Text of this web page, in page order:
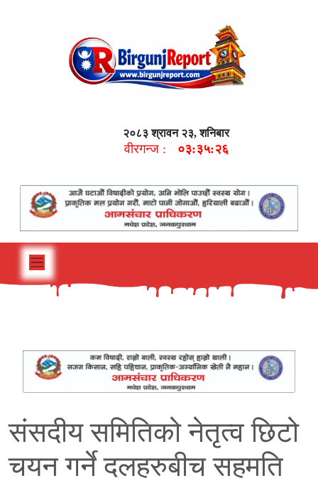
२०८३ श्रावन २३, शनिबार
वीरगन्ज : ०३:३५:२७
संसदीय समितिको नेतृत्व छिटो
चयन गर्ने दलहरुबीच सहमति